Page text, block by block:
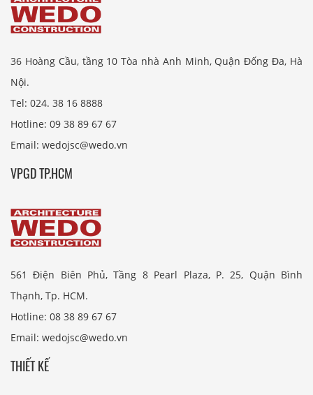
36 Hoàng Cầu, tầng 10 Tòa nhà Anh Minh, Quận Đống Đa, Hà
Nội.
Tel: 024. 38 16 8888
Hotline: 09 38 89 67 67
Email: wedojsc@wedo.vn
VPGD TP.HCM
561 Điện Biên Phủ, Tầng 8 Pearl Plaza, P. 25, Quận Bình
Thạnh, Tp. HCM.
Hotline: 08 38 89 67 67
Email: wedojsc@wedo.vn
THIẾT KẾ